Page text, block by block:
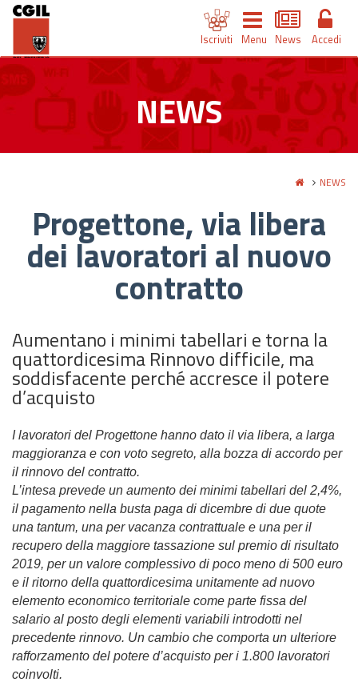
Iscriviti Menu News Accedi
NEWS
NEWS
Progettone, via libera
dei lavoratori al nuovo
contratto
Aumentano i minimi tabellari e torna la
quattordicesima Rinnovo difficile, ma
soddisfacente perché accresce il potere
d’acquisto
I lavoratori del Progettone hanno dato il via libera, a larga
maggioranza e con voto segreto, alla bozza di accordo per
il rinnovo del contratto.
L’intesa prevede un aumento dei minimi tabellari del 2,4%,
il pagamento nella busta paga di dicembre di due quote
una tantum, una per vacanza contrattuale e una per il
recupero della maggiore tassazione sul premio di risultato
2019, per un valore complessivo di poco meno di 500 euro
e il ritorno della quattordicesima unitamente ad nuovo
elemento economico territoriale come parte fissa del
salario al posto degli elementi variabili introdotti nel
precedente rinnovo. Un cambio che comporta un ulteriore
rafforzamento del potere d’acquisto per i 1.800 lavoratori
coinvolti.